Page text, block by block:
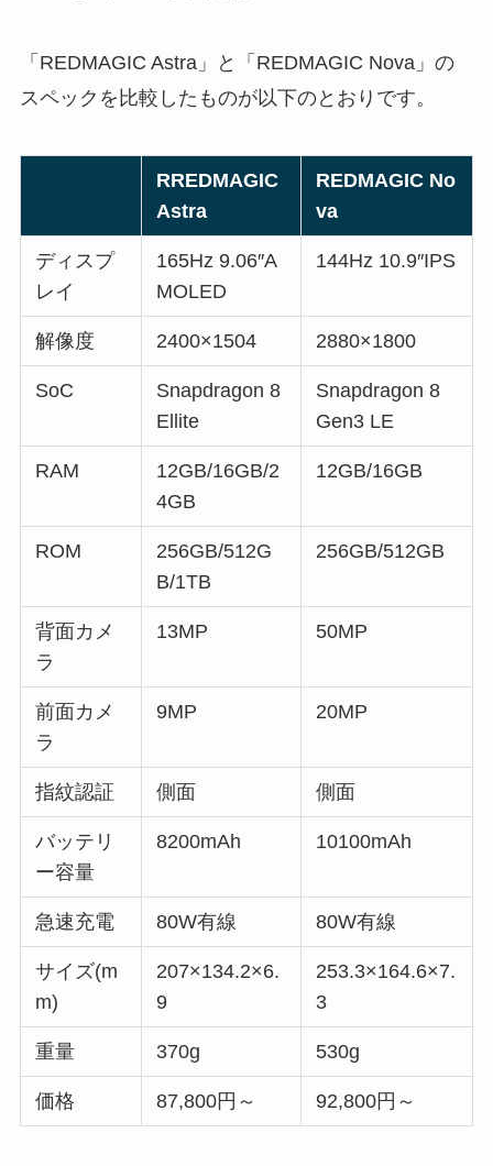
「REDMAGIC Astra」と「REDMAGIC Nova」の
スペックを比較したものが以下のとおりです。
RREDMAGIC
Astra
REDMAGIC No
va
ディスプ
レイ
165Hz 9.06″A
MOLED
144Hz 10.9″IPS
解像度 2400×1504 2880×1800
SoC
Snapdragon 8
Ellite
Snapdragon 8
Gen3 LE
RAM
12GB/16GB/2
4GB
12GB/16GB
ROM
256GB/512G
B/1TB
256GB/512GB
背面カメ
ラ
13MP 50MP
前面カメ
ラ
9MP 20MP
指紋認証 側面 側面
バッテリ
ー容量
8200mAh 10100mAh
急速充電 80W有線 80W有線
サイズ(m
m)
207×134.2×6.
9
253.3×164.6×7.
3
重量 370g 530g
価格 87,800円～ 92,800円～